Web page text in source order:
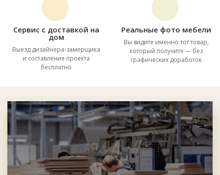
Сервис с доставкой на
дом
Выезд дизайнера-замерщика
и составление проекта
бесплатно
Реальные фото мебели
Вы видите именно тот товар,
который получите — без
графических доработок